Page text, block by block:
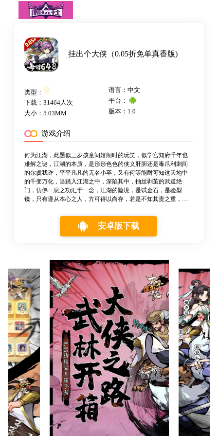
挂出个大侠（0.05折免单真香版)
类型：
下载：31464人次
大小：5.03MM
语言：中文
平台：
版本：1.0
游戏介绍
何为江湖，此题似三岁孩童间嬉闹时的玩笑，似学宫知府千年也
难解之谜，江湖的本质，是形形色色的侠义肝胆还是毒爪利刺间
的尔虞我诈，平平凡凡的无名小卒，又有何等能耐可知这天地中
的千变万化，当踏入江湖之中，深陷其中，抽丝剥茧的武道绝
门，仿佛一息之功汇于一念，江湖的险境，是试金石，是验型
镜，只有遵从本心之人，方可得以尚存，若是不知其责之重，怎
湖，江湖数载无捷达，自有侠客行天下。 漫漫武侠路，一念入江
湖！江湖群雄武侠挂机手游横空出世！ 大侠，请听我言~~~~ 你本
是芸芸众生之中的无名小卒，你的儿时梦想，将会是你豪侠之路
安卓版下载